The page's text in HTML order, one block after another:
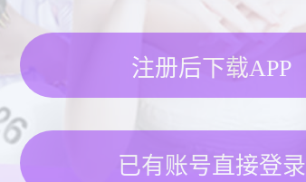
注册后下载APP
已有账号直接登录